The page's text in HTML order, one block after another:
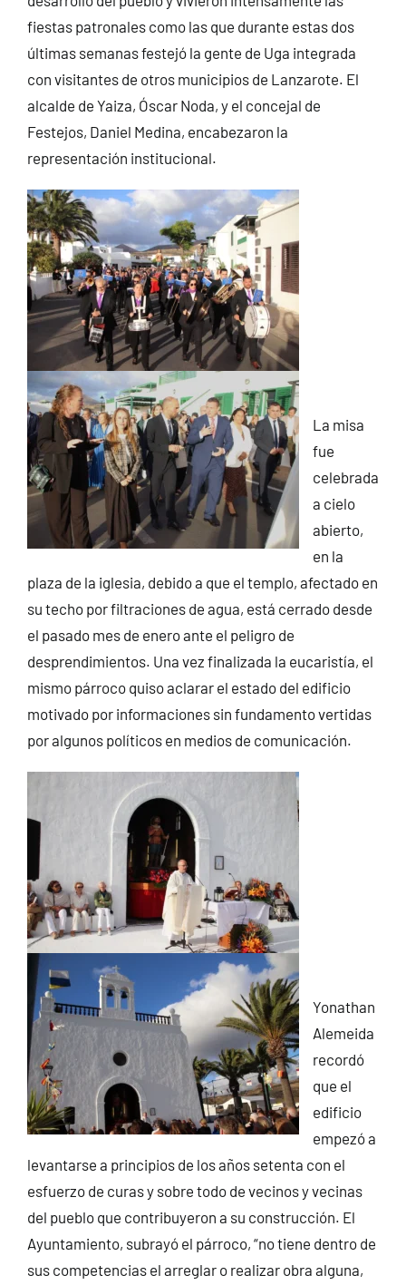
fiestas patronales como las que durante estas dos
últimas semanas festejó la gente de Uga integrada
con visitantes de otros municipios de Lanzarote. El
alcalde de Yaiza, Óscar Noda, y el concejal de
Festejos, Daniel Medina, encabezaron la
representación institucional.
La misa
fue
celebrada
a cielo
abierto,
en la
plaza de la iglesia, debido a que el templo, afectado en
su techo por filtraciones de agua, está cerrado desde
el pasado mes de enero ante el peligro de
desprendimientos. Una vez finalizada la eucaristía, el
mismo párroco quiso aclarar el estado del edificio
motivado por informaciones sin fundamento vertidas
por algunos políticos en medios de comunicación.
Yonathan
Alemeida
recordó
que el
edificio
empezó a
levantarse a principios de los años setenta con el
esfuerzo de curas y sobre todo de vecinos y vecinas
del pueblo que contribuyeron a su construcción. El
Ayuntamiento, subrayó el párroco, “no tiene dentro de
sus competencias el arreglar o realizar obra alguna,